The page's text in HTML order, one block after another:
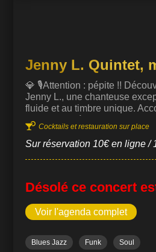
Jenny L. Quintet,
💎 🎙️Attention : pépite !!
Jenny L., une chanteuse
fluide et au timbre unique.
Leeroy LOF à la guitare, elle
premières effluves de son
empreint d’intonations jazzy.
cette performance unique
5p2_dCW_qRjwNA&index=3
https://www.youtube.com/
 Cocktails et restauration sur place
Sur réservation 10€ en ligne /
Désolé ce concert
Voir l'agenda complet
Blues Jazz Funk Soul